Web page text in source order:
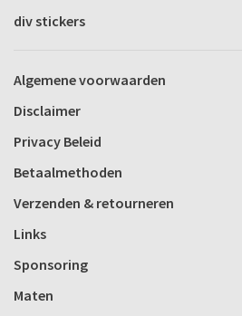
div stickers
Algemene voorwaarden
Disclaimer
Privacy Beleid
Betaalmethoden
Verzenden & retourneren
Links
Sponsoring
Maten